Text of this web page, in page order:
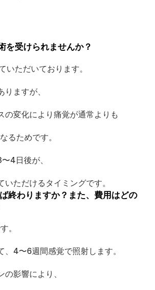
を受けられませんか？
いただいております。
ますが、
の変化により痛覚が通常よりも
るためです。
4日後が、
いただけるタイミングです。
終わりますか？また、費用はどの
。
、4〜6週間感覚で照射します。
影響により、